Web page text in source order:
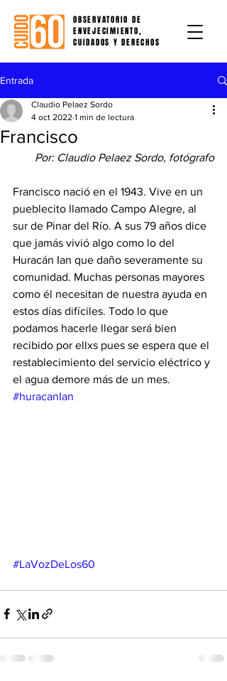
OBSERVATORIO DE
ENVEJECIMIENTO,
CUIDADOS Y DERECHOS
Entrada
Francisco
Claudio Pelaez Sordo
4 oct 2022 1 min de lectura
Por: Claudio Pelaez Sordo, fotógrafo
Francisco nació en el 1943. Vive en un
pueblecito llamado Campo Alegre, al
sur de Pinar del Río. A sus 79 años dice
que jamás vivió algo como lo del
Huracán Ian que daño severamente su
comunidad. Muchas personas mayores
como él necesitan de nuestra ayuda en
estos días difíciles. Todo lo que
podamos hacerle llegar será bien
recibido por ellxs pues se espera que el
restablecimiento del servicio eléctrico y
el agua demore más de un mes.
#huracanIan
#LaVozDeLos60